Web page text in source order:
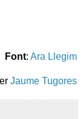
Font: Ara Llegim
Jaume Tugores